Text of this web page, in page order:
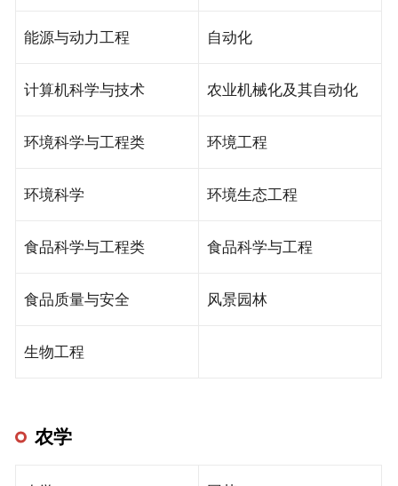
能源与动力工程 自动化
计算机科学与技术 农业机械化及其自动化
环境科学与工程类 环境工程
环境科学 环境生态工程
食品科学与工程类 食品科学与工程
食品质量与安全 风景园林
生物工程
农学